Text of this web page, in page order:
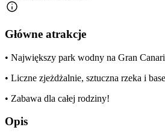
Główne atrakcje
• Największy park wodny na Gran
• Liczne zjeżdżalnie, sztuczna rzeka i
• Zabawa dla całej rodziny!
Opis